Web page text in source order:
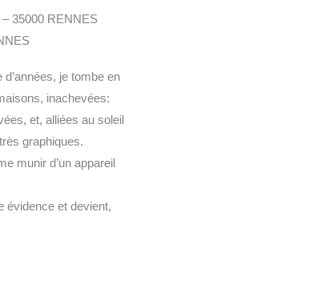
35000 RENNES
je tombe en
inachevées:
et, alliées au soleil
graphiques.
munir d’un appareil
évidence et devient,